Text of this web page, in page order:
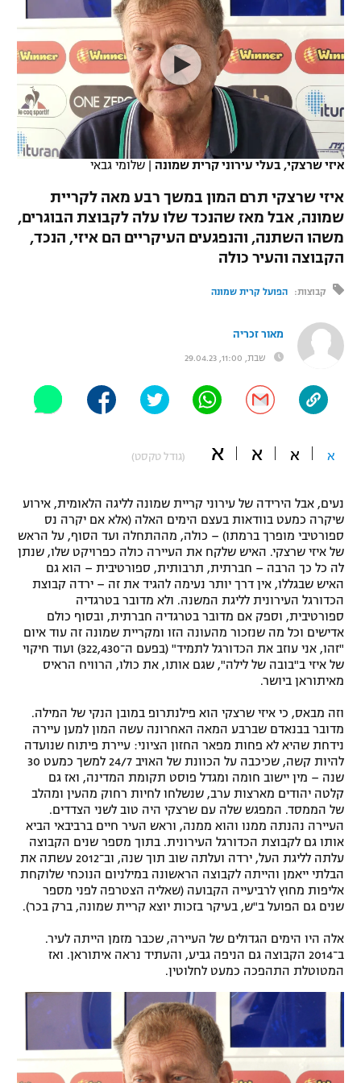
VOD
רץ ברשת
תוצאות
לוח שידורים
"מעל הליגה" – פודקאסט
"מחצית בשכונה" – פודקאסט
תקנון עבור פעילות אלקטרה
תקנון עבור פעילות ספורט 1 – "מרלן"
גיימינג E-Sports
תנאי שימוש
מדיניות פרטיות
רשיון להקרנה פומבית לבית עסק
הצטרפות לחבילת הערוצים
לוח דרושים – ג'ובנט
תגיות
המגזין
נבחרת ישראל
מכבי חיפה
בית"ר ירושלים
מכבי תל אביב
הפועל תל אביב
הפועל חיפה
הפועל באר שבע
מכבי נתניה
בני יהודה
ליגה ספרדית
ליגה איטלקית
ליגה צרפתית
ליגה הולנדית
ליגה טורקית
ליגה ברזילאית
כדורסל נשים
מכבי תל אביב
הפועל חולון
הפועל ירושלים
דני אבדיה
יורוליג
יורוקאפ
טניס
כדוריד
כדורעף
שחייה
ג'ודו
אגרוף
היאבקות WWE
אופניים
פוטבול אמריקאי NFL
בייסבול MLB
ספורט אתגרי ואקסטרים
אומנויות לחימה
גיימינג E-Sports
איזי שרצקי, בעלי עירוני קרית שמונה | שלומי גבאי
איזי שרצקי תרם המון במשך רבע מאה לקריית
שמונה, אבל מאז שהנכד שלו עלה לקבוצת הבוגרים,
משהו השתנה, והנפגעים העיקריים הם איזי, הנכד,
הקבוצה והעיר כולה
קבוצות: הפועל קרית שמונה
מאור זכריה
שבת, 11:00, 29.04.23
א א א א (גודל טקסט)
נעים, אבל הירידה של עירוני קריית שמונה לליגה הלאומית, אירוע
שיקרה כמעט בוודאות בעצם הימים האלה (אלא אם יקרה נס
ספורטיבי מופרך ברמתו) – כולה, מההתחלה ועד הסוף, על הראש
של איזי שרצקי. האיש שלקח את העיירה כולה כפרויקט שלו, שנתן
לה כל כך הרבה – חברתית, תרבותית, ספורטיבית – הוא גם
האיש שבגללו, אין דרך יותר נעימה להגיד את זה – ירדה קבוצת
הכדורגל העירונית לליגת המשנה. ולא מדובר בטרגדיה
ספורטיבית, וספק אם מדובר בטרגדיה חברתית, ובסוף כולם
אדישים וכל מה שנזכור מהעונה הזו ומקריית שמונה זה עוד איום
"זהו, אני עוזב את הכדורגל לתמיד" (בפעם ה־322,430) ועוד חיקוי
של איזי ב"בובה של לילה", שגם אותו, את כולו, הרוויח הראיס
מאיתוראן ביושר.
וזה מבאס, כי איזי שרצקי הוא פילנתרופ במובן הנקי של המילה.
מדובר בבנאדם שברבע המאה האחרונה עשה המון למען עיירה
נידחת שהיא לא פחות מפאר החזון הציוני: עיירת פיתוח שנועדה
להיות קשה, שכיכבה על הכוונת של האויב 24/7 למשך כמעט 30
שנה – מין יישוב חומה ומגדל פוסט תקומת המדינה, ואז גם
קלטה יהודים מארצות ערב, שנשלחו לחיות רחוק מהעין ומהלב
של הממסד. המפגש שלה עם שרצקי היה טוב לשני הצדדים.
העיירה נהנתה ממנו והוא ממנה, וראש העיר חיים ברביבאי הביא
אותו גם לקבוצת הכדורגל העירונית. בתוך מספר שנים הקבוצה
עלתה לליגת העל, ירדה ועלתה שוב תוך שנה, וב־2012 עשתה את
הבלתי ייאמן והייתה לקבוצה הראשונה במילניום הנוכחי שלוקחת
אליפות מחוץ לרביעייה הקבועה (שאליה הצטרפה לפני מספר
שנים גם הפועל ב"ש, בעיקר בזכות יוצא קריית שמונה, ברק בכר).
אלה היו הימים הגדולים של העיירה, שכבר מזמן הייתה לעיר.
ב־2014 הקבוצה גם הניפה גביע, והעתיד נראה איתוראן. ואז
המטוטלת התהפכה כמעט לחלוטין.